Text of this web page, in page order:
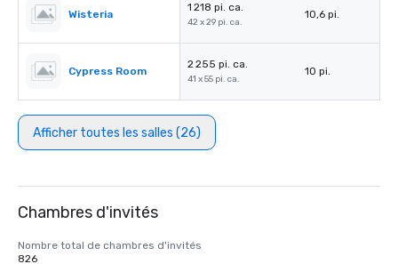
Wisteria
1 218 pi. ca.
42 x 29 pi. ca.
10,6 pi.
Cypress Room
2 255 pi. ca.
41 x 55 pi. ca.
10 pi.
Afficher toutes les salles (26)
Chambres d'invités
Nombre total de chambres d'invités
826